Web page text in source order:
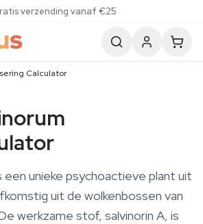
verzending vanaf €25
Calculator
een unieke psychoactieve plant uit
uit de wolkenbossen van
werkzame stof, salvinorin A, is